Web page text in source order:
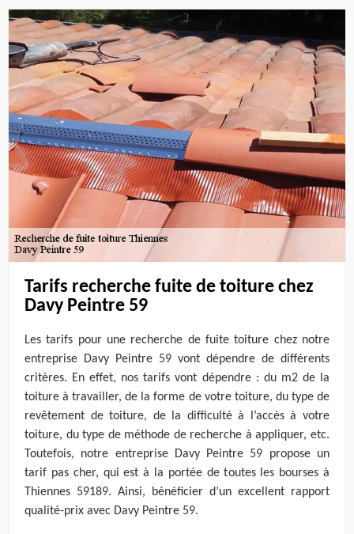
Tarifs recherche fuite de toiture chez
Davy Peintre 59
Les tarifs pour une recherche de fuite toiture chez notre
entreprise Davy Peintre 59 vont dépendre de différents
critères. En effet, nos tarifs vont dépendre : du m2 de la
toiture à travailler, de la forme de votre toiture, du type de
revêtement de toiture, de la difficulté à l’accès à votre
toiture, du type de méthode de recherche à appliquer, etc.
Toutefois, notre entreprise Davy Peintre 59 propose un
tarif pas cher, qui est à la portée de toutes les bourses à
Thiennes 59189. Ainsi, bénéficier d’un excellent rapport
qualité-prix avec Davy Peintre 59.